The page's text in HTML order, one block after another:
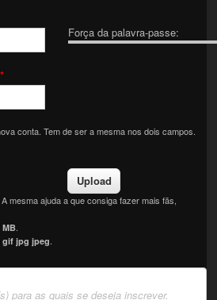
Força da palavra-passe:
*
conta. Tem de ser a mesma nos dois campos.
mesma ajuda a que consiga fazer mais fãs,
MB
gif jpg jpeg
para as quais se deseja inscrever.